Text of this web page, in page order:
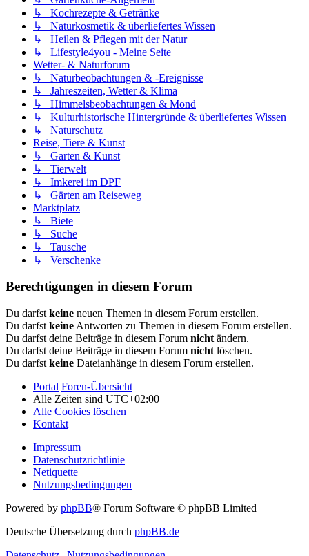
↳ Kochrezepte & Getränke
↳ Naturkosmetik & überliefertes Wissen
↳ Heilen & Pflegen mit der Natur
↳ Lifestyle4you - Meine Seite
Wetter- & Naturforum
↳ Naturbeobachtungen & -Ereignisse
↳ Jahreszeiten, Wetter & Klima
↳ Himmelsbeobachtungen & Mond
↳ Kulturhistorische Hintergründe & überliefertes Wissen
↳ Naturschutz
Reise, Tiere & Kunst
↳ Garten & Kunst
↳ Tierwelt
↳ Imkerei im DPF
↳ Gärten am Reiseweg
Marktplatz
↳ Biete
↳ Suche
↳ Tausche
↳ Verschenke
Berechtigungen in diesem Forum
Du darfst keine neuen Themen in diesem Forum erstellen.
Du darfst keine Antworten zu Themen in diesem Forum erstellen.
Du darfst deine Beiträge in diesem Forum nicht ändern.
Du darfst deine Beiträge in diesem Forum nicht löschen.
Du darfst keine Dateianhänge in diesem Forum erstellen.
Portal Foren-Übersicht
Alle Zeiten sind UTC+02:00
Alle Cookies löschen
Kontakt
Impressum
Datenschutzrichtlinie
Netiquette
Nutzungsbedingungen
Powered by phpBB® Forum Software © phpBB Limited
Deutsche Übersetzung durch phpBB.de